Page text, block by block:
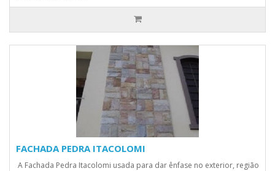
FACHADA PEDRA ITACOLOMI
A Fachada Pedra Itacolomi usada para dar ênfase no exterior, região